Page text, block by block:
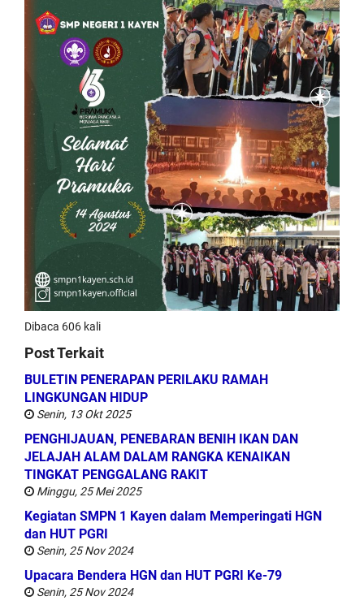
Dibaca 606 kali
Post Terkait
BULETIN PENERAPAN PERILAKU RAMAH
LINGKUNGAN HIDUP
Senin, 13 Okt 2025
PENGHIJAUAN, PENEBARAN BENIH IKAN DAN
JELAJAH ALAM DALAM RANGKA KENAIKAN
TINGKAT PENGGALANG RAKIT
Minggu, 25 Mei 2025
Kegiatan SMPN 1 Kayen dalam Memperingati HGN
dan HUT PGRI
Senin, 25 Nov 2024
Upacara Bendera HGN dan HUT PGRI Ke-79
Senin, 25 Nov 2024